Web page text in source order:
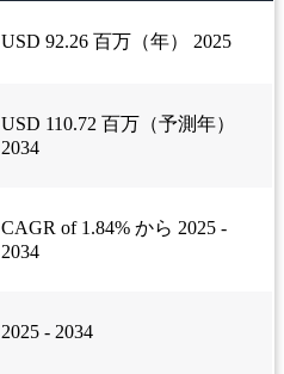
USD 92.26 百万（年） 2025
USD 110.72 百万（予測年）
2034
CAGR of 1.84% から 2025 -
2034
2025 - 2034